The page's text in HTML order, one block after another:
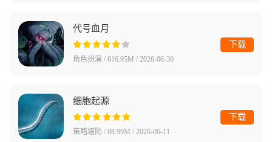
代号血月
角色扮演 / 616.95M / 2026-06-30
下载
细胞起源
策略塔防 / 88.99M / 2026-06-11
下载